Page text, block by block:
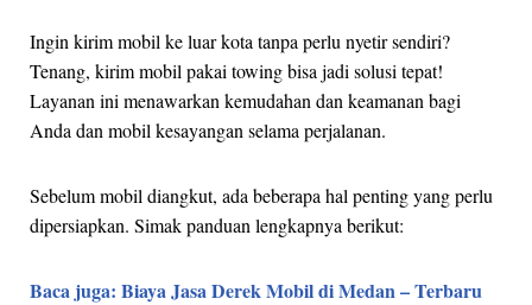
Ingin kirim mobil ke luar kota tanpa perlu nyetir sendiri?
Tenang, kirim mobil pakai towing bisa jadi solusi tepat!
Layanan ini menawarkan kemudahan dan keamanan bagi
Anda dan mobil kesayangan selama perjalanan.
Sebelum mobil diangkut, ada beberapa hal penting yang perlu
dipersiapkan. Simak panduan lengkapnya berikut:
Baca juga: Biaya Jasa Derek Mobil di Medan – Terbaru